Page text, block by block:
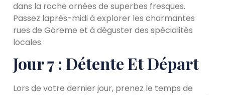
dans la roche ornées de superbes fresques.
Passez laprès-midi à explorer les charmantes
rues de Göreme et à déguster des spécialités
locales.
Jour 7 : Détente Et Départ
Lors de votre dernier jour, prenez le temps de